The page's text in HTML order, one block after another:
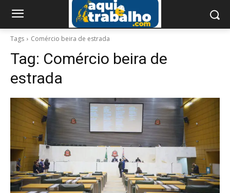
Tags Comércio beira de estrada
Tag: Comércio beira de
estrada